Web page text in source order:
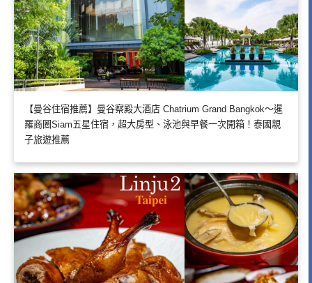
【曼谷住宿推薦】曼谷察殿大酒店 Chatrium Grand Bangkok～暹
羅商圈Siam五星住宿，超大房型、泳池與早餐一次開箱！泰國親
子旅遊推薦